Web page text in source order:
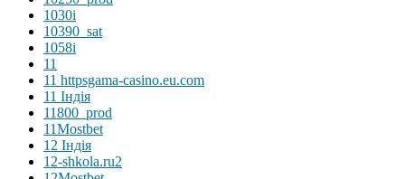
1030i
10390_sat
1058i
11
11 httpsgama-casino.eu.com
11 Індія
11800_prod
11Mostbet
12 Індія
12-shkola.ru2